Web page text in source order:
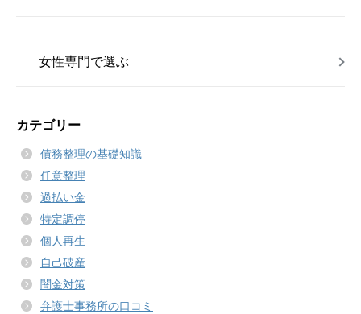
女性専門で選ぶ
カテゴリー
債務整理の基礎知識
任意整理
過払い金
特定調停
個人再生
自己破産
闇金対策
弁護士事務所の口コミ